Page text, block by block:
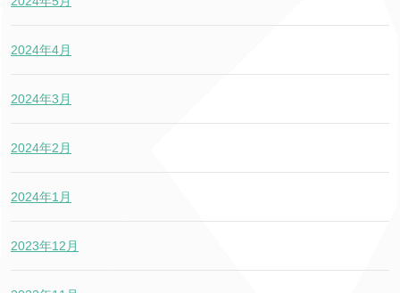
2024年4月
2024年3月
2024年2月
2024年1月
2023年12月